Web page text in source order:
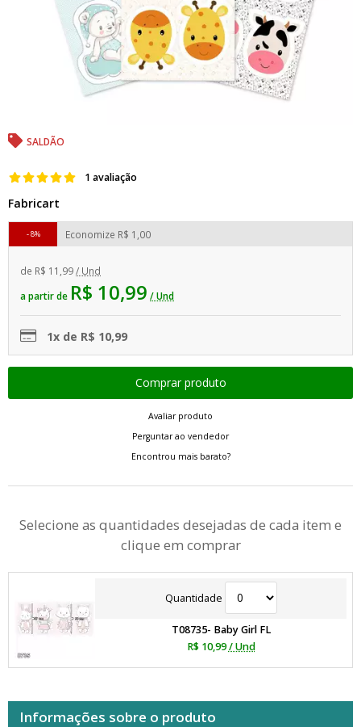
SALDÃO
1 avaliação
Fabricart
de R$ 11,99/ Und
a partir de R$ 10,99 / Und
Economize R$ 1,00
8%
1x de R$ 10,99
Avaliar produto
Perguntar ao vendedor
Encontrou mais barato?
Selecione as quantidades desejadas de cada item e
clique em comprar
Quantidade
T08735- Baby Girl FL
R$ 10,99 / Und
Informações sobre o produto